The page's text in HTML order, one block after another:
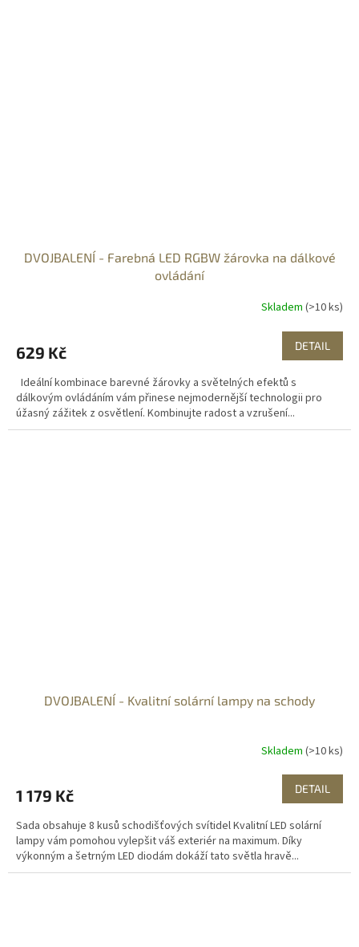
DVOJBALENÍ - Farebná LED RGBW žárovka na dálkové
ovládání
Skladem (>10 ks)
629 Kč DETAIL
Ideální kombinace barevné žárovky a světelných efektů s
dálkovým ovládáním vám přinese nejmodernější technologii pro
úžasný zážitek z osvětlení. Kombinujte radost a vzrušení...
DVOJBALENÍ - Kvalitní solární lampy na schody
Skladem (>10 ks)
1 179 Kč DETAIL
Sada obsahuje 8 kusů schodišťových svítidel Kvalitní LED solární
lampy vám pomohou vylepšit váš exteriér na maximum. Díky
výkonným a šetrným LED diodám dokáží tato světla hravě...